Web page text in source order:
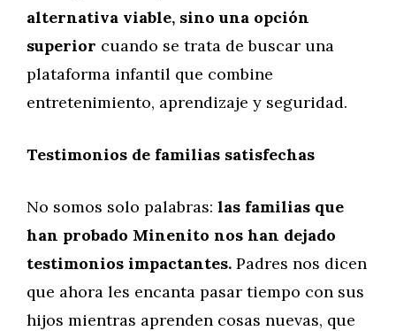
alternativa viable, sino una opción
superior cuando se trata de buscar una
plataforma infantil que combine
entretenimiento, aprendizaje y seguridad.
Testimonios de familias satisfechas
No somos solo palabras: las familias que
han probado Minenito nos han dejado
testimonios impactantes. Padres nos dicen
que ahora les encanta pasar tiempo con sus
hijos mientras aprenden cosas nuevas, que